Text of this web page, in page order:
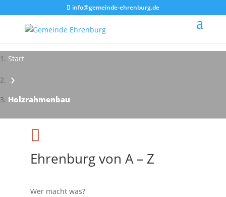
info@gemeinde-ehrenburg.de
Start
›
Holzrahmenbau
Impressionen - Mareike Kranz

Ehrenburg von A – Z
Wer macht was?